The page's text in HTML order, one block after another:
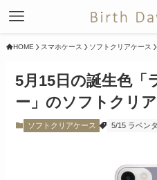
HOME スマホケース ソフトクリアケース
5月15日の誕生色「
ー」のソフトクリ
ソフトクリアケース 5/15 ラベン